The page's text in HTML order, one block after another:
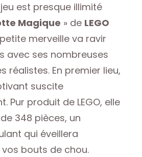
est presque illimité
Magique » de LEGO
merveille va ravir
avec ses nombreuses
réalistes. En premier lieu,
suscite
Pur produit de LEGO, elle
348 pièces, un
qui éveillera
vos bouts de chou.